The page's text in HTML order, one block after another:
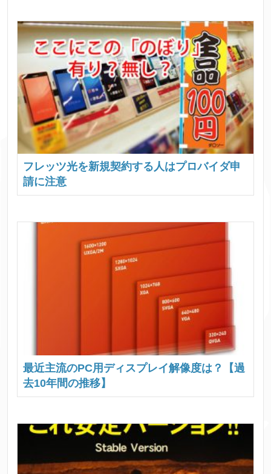
フレッツ光を新規契約する人はプロバイダ申
請に注意
最近主流のPC用ディスプレイ解像度は？【過
去10年間の推移】